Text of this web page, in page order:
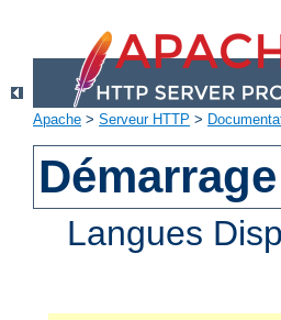
Apache > Serveur HTTP >
Langues